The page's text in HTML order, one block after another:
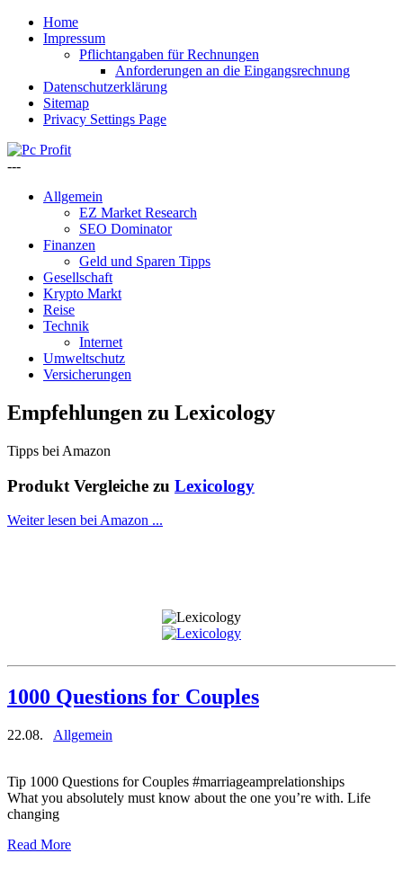
Home
Impressum
Pflichtangaben für Rechnungen
Anforderungen an die Eingangsrechnung
Datenschutzerklärung
Sitemap
Privacy Settings Page
---
Allgemein
EZ Market Research
SEO Dominator
Finanzen
Geld und Sparen Tipps
Gesellschaft
Krypto Markt
Reise
Technik
Internet
Umweltschutz
Versicherungen
Empfehlungen zu Lexicology
Tipps bei Amazon
Produkt Vergleiche zu Lexicology
Weiter lesen bei Amazon ...
1000 Questions for Couples
22.08. Allgemein
Tip 1000 Questions for Couples #marriageamprelationships
What you absolutely must know about the one you’re with. Life
changing
Read More